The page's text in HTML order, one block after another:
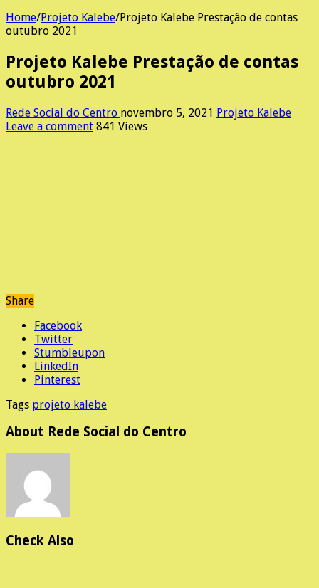
Home/Projeto Kalebe/Projeto Kalebe Prestação de contas
outubro 2021
Projeto Kalebe Prestação de contas
outubro 2021
Rede Social do Centro novembro 5, 2021 Projeto Kalebe
Leave a comment 841 Views
Share
Facebook
Twitter
Stumbleupon
LinkedIn
Pinterest
Tags projeto kalebe
About Rede Social do Centro
Check Also